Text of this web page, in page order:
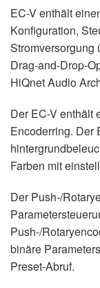
EC-V enthält
Konfiguration,
Stromversorgung
Drag-and-Drop-
HiQnet Audio
Der EC-V enthält
Encoderring. Der
Farben mit
Der Push-/
Push-/
binäre
Preset-Abruf.